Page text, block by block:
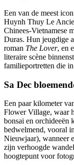
Een van de meest
Huynh Thuy Le
Chinees-Vietnamese
Duras. Hun jeugdige
roman The Lover, en
literaire scène
familieportretten die
Sa Dec
Een paar kilometer
Flower Village, waar
bonsai en orchideeën
bedwelmend, vooral
Nieuwjaar), wanneer
zijn verhoogde
hoogtepunt voor